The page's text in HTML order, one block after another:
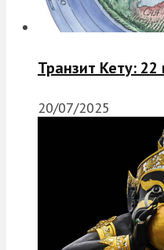
Транзит Кету:
20/07/2025